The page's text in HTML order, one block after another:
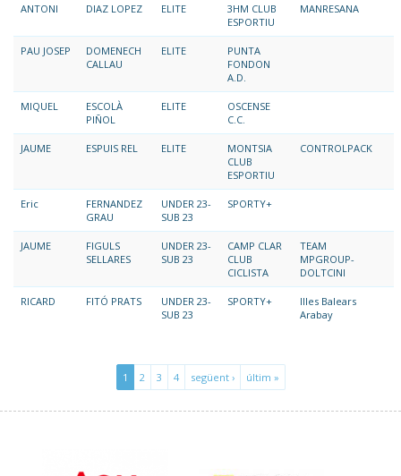
ANTONI DIAZ LOPEZ ELITE
3HM CLUB
ESPORTIU
MANRESANA
PAU JOSEP
DOMENECH
CALLAU
ELITE
PUNTA
FONDON
A.D.
MIQUEL
ESCOLÀ
PIÑOL
ELITE
OSCENSE
C.C.
JAUME ESPUIS REL ELITE
MONTSIA
CLUB
ESPORTIU
CONTROLPACK
Eric
FERNANDEZ
GRAU
UNDER 23-
SUB 23
SPORTY+
JAUME
FIGULS
SELLARES
UNDER 23-
SUB 23
CAMP CLAR
CLUB
CICLISTA
TEAM
MPGROUP-
DOLTCINI
RICARD FITÓ PRATS
UNDER 23-
SUB 23
SPORTY+
Illes Balears
Arabay
1 2 3 4 següent › últim »